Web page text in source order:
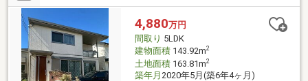
4,880万円
間取り 5LDK
建物面積143.92m2
土地面積163.81m2
築年月 2020年5月(築6年4ヶ月)